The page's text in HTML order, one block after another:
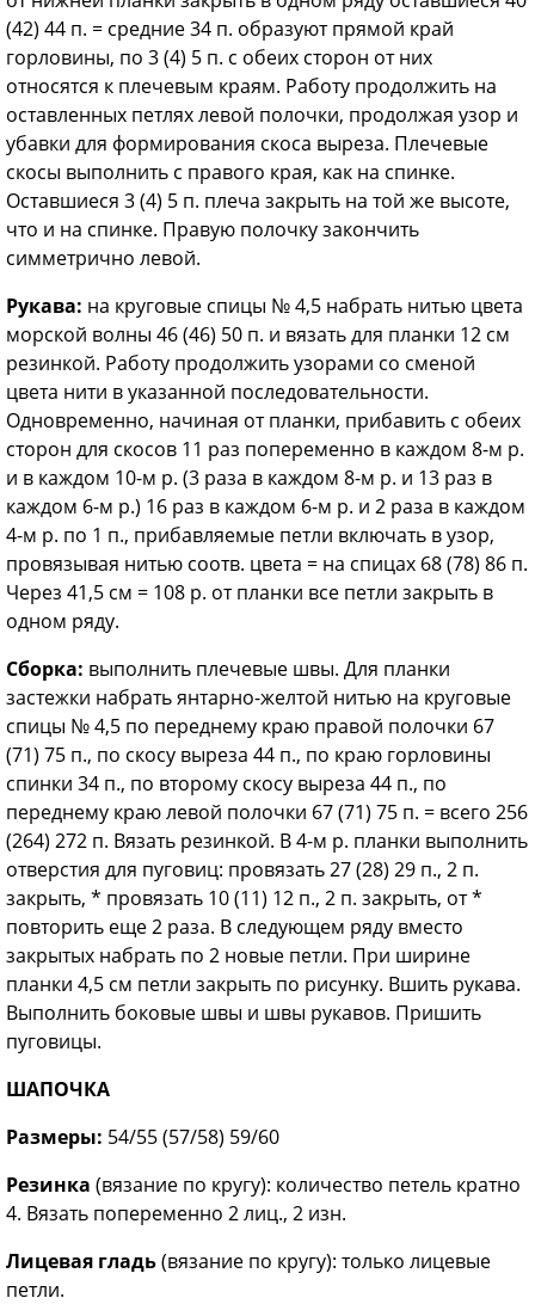
(42) 44 п. = средние 34 п. образуют прямой край
горловины, по 3 (4) 5 п. с обеих сторон от них
относятся к плечевым краям. Работу продолжить на
оставленных петлях левой полочки, продолжая узор и
убавки для формирования скоса выреза. Плечевые
скосы выполнить с правого края, как на спинке.
Оставшиеся 3 (4) 5 п. плеча закрыть на той же высоте,
что и на спинке. Правую полочку закончить
симметрично левой.
Рукава: на круговые спицы № 4,5 набрать нитью цвета
морской волны 46 (46) 50 п. и вязать для планки 12 см
резинкой. Работу продолжить узорами со сменой
цвета нити в указанной последовательности.
Одновременно, начиная от планки, прибавить с обеих
сторон для скосов 11 раз попеременно в каждом 8-м р.
и в каждом 10-м р. (3 раза в каждом 8-м р. и 13 раз в
каждом 6-м р.) 16 раз в каждом 6-м р. и 2 раза в каждом
4-м р. по 1 п., прибавляемые петли включать в узор,
провязывая нитью соотв. цвета = на спицах 68 (78) 86 п.
Через 41,5 см = 108 р. от планки все петли закрыть в
одном ряду.
Сборка: выполнить плечевые швы. Для планки
застежки набрать янтарно-желтой нитью на круговые
спицы № 4,5 по переднему краю правой полочки 67
(71) 75 п., по скосу выреза 44 п., по краю горловины
спинки 34 п., по второму скосу выреза 44 п., по
переднему краю левой полочки 67 (71) 75 п. = всего 256
(264) 272 п. Вязать резинкой. В 4-м р. планки выполнить
отверстия для пуговиц: провязать 27 (28) 29 п., 2 п.
закрыть, * провязать 10 (11) 12 п., 2 п. закрыть, от *
повторить еще 2 раза. В следующем ряду вместо
закрытых набрать по 2 новые петли. При ширине
планки 4,5 см петли закрыть по рисунку. Вшить рукава.
Выполнить боковые швы и швы рукавов. Пришить
пуговицы.
ШАПОЧКА
Размеры: 54/55 (57/58) 59/60
Резинка (вязание по кругу): количество петель кратно
4. Вязать попеременно 2 лиц., 2 изн.
Лицевая гладь(вязание по кругу): только лицевые
петли.